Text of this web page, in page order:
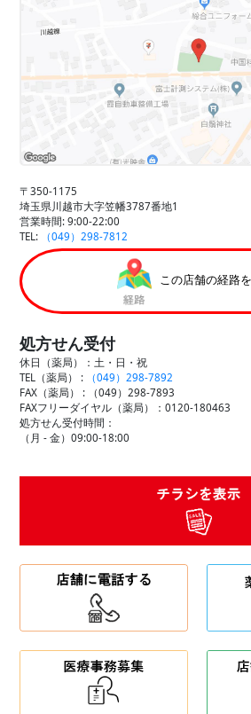
〒350-1175
埼玉県川越市大字笠幡3787番地1
営業時間: 9:00-22:00
TEL:
（049）298-7812
この店舗の経路
処方せん受付
休日（薬局）：土・日・祝
TEL（薬局） :
（049）298-7892
FAX（薬局） :
（049）298-7893
FAXフリーダイヤル（薬局）：0120-180463
処方せん受付時間：
（月 - 金）09:00-18:00